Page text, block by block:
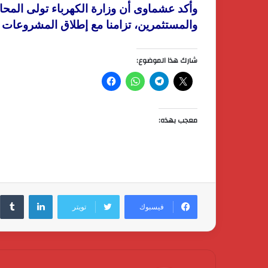
وأكد عشماوى أن وزارة الكهرباء تولى
والمستثمرين، تزامنا مع إطلاق المشروعات
شارك هذا الموضوع:
معجب بهذه:
فيسبوك تويتر
لينكدإن